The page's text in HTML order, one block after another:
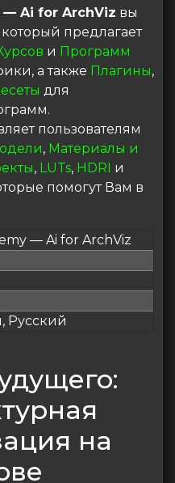
— Ai for ArchViz вы
предлагает
и Программ
а также Плагины,
для
пользователям
, Материалы и
, LUTs, HDRI и
помогут Вам в
— Ai for ArchViz
Русский
на